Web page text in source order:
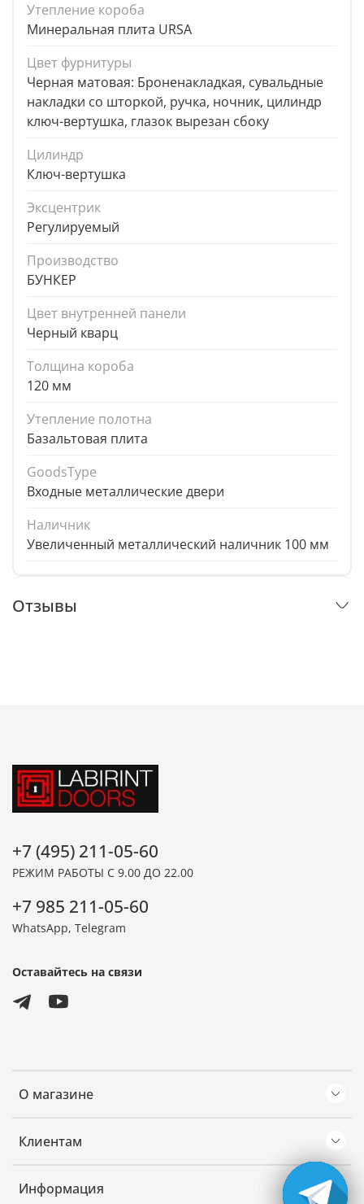
Утепление короба
Минеральная плита URSA
Цвет фурнитуры
Черная матовая: Броненакладкая, сувальдные
накладки со шторкой, ручка, ночник, цилиндр
ключ-вертушка, глазок вырезан сбоку
Цилиндр
Ключ-вертушка
Эксцентрик
Регулируемый
Производство
БУНКЕР
Цвет внутренней панели
Черный кварц
Толщина короба
120 мм
Утепление полотна
Базальтовая плита
GoodsType
Входные металлические двери
Наличник
Увеличенный металлический наличник 100 мм
Отзывы
О магазине
Клиентам
Информация
+7 (495) 211-05-60
РЕЖИМ РАБОТЫ С 9.00 ДО 22.00
+7 985 211-05-60
WhatsApp, Telegram
Оставайтесь на связи